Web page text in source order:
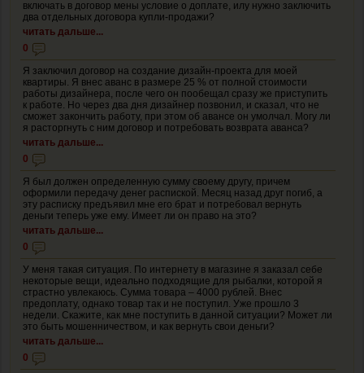
включать в договор мены условие о доплате, илу нужно заключить
два отдельных договора купли-продажи?
читать дальше...
0
Я заключил договор на создание дизайн-проекта для моей
квартиры. Я внес аванс в размере 25 % от полной стоимости
работы дизайнера, после чего он пообещал сразу же приступить
к работе. Но через два дня дизайнер позвонил, и сказал, что не
сможет закончить работу, при этом об авансе он умолчал. Могу ли
я расторгнуть с ним договор и потребовать возврата аванса?
читать дальше...
0
Я был должен определенную сумму своему другу, причем
оформили передачу денег распиской. Месяц назад друг погиб, а
эту расписку предъявил мне его брат и потребовал вернуть
деньги теперь уже ему. Имеет ли он право на это?
читать дальше...
0
У меня такая ситуация. По интернету в магазине я заказал себе
некоторые вещи, идеально подходящие для рыбалки, которой я
страстно увлекаюсь. Сумма товара – 4000 рублей. Внес
предоплату, однако товар так и не поступил. Уже прошло 3
недели. Скажите, как мне поступить в данной ситуации? Может ли
это быть мошенничеством, и как вернуть свои деньги?
читать дальше...
0